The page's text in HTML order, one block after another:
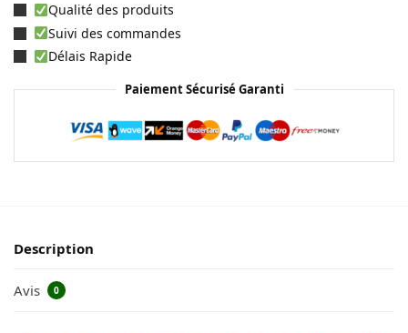
Qualité des produits
Suivi des commandes
Délais Rapide
Paiement Sécurisé Garanti
Description
Avis 0